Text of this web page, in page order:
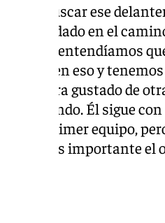
ido a buscar ese
ha quedado en el
pero entendíamos
cumplen eso y
hubiera gustado de
haciendo. Él sigue
es el primer equipo,
el club es importante